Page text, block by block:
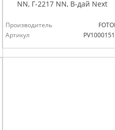
NN, Г-2217 NN, В-дай Next
Производитель
Артикул